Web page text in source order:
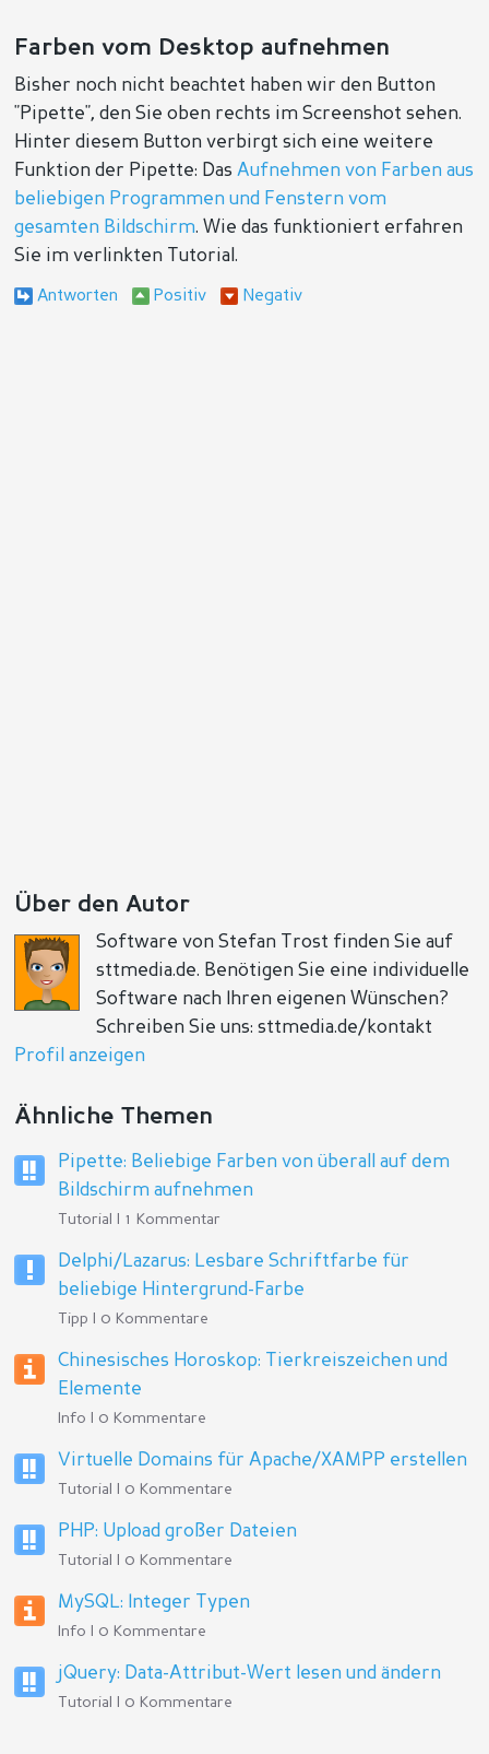
Farben vom Desktop aufnehmen
Bisher noch nicht beachtet haben wir den Button
"Pipette", den Sie oben rechts im Screenshot sehen.
Hinter diesem Button verbirgt sich eine weitere
Funktion der Pipette: DasAufnehmen von Farben aus
beliebigen Programmen und Fenstern vom
gesamten Bildschirm. Wie das funktioniert erfahren
Sie im verlinkten Tutorial.
Über den Autor
Software von Stefan Trost finden Sie auf
sttmedia.de. Benötigen Sie eine individuelle
Software nach Ihren eigenen Wünschen?
Schreiben Sie uns: sttmedia.de/kontakt
Profil anzeigen
Ähnliche Themen
Pipette: Beliebige Farben von überall auf dem
Bildschirm aufnehmen
Tutorial | 1 Kommentar
Delphi/Lazarus: Lesbare Schriftfarbe für
beliebige Hintergrund-Farbe
Tipp | 0 Kommentare
Chinesisches Horoskop: Tierkreiszeichen und
Elemente
Info | 0 Kommentare
Virtuelle Domains für Apache/XAMPP erstellen
Tutorial | 0 Kommentare
PHP: Upload großer Dateien
Tutorial | 0 Kommentare
MySQL: Integer Typen
Info | 0 Kommentare
jQuery: Data-Attribut-Wert lesen und ändern
Tutorial | 0 Kommentare